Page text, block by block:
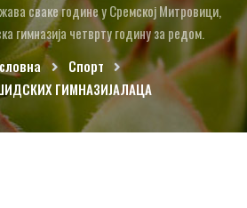
сваке године у Сремској Митровици,
гимназија четврту годину за редом.
Спорт
ГИМНАЗИЈАЛАЦА